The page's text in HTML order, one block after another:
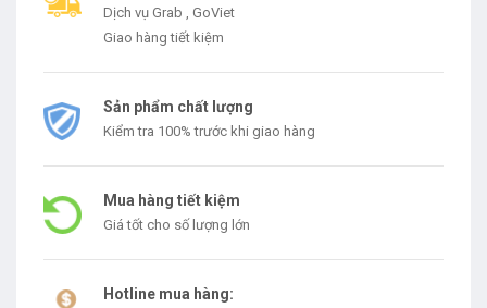
Dịch vụ Grab , GoViet
Giao hàng tiết kiệm
Sản phẩm chất lượng
Kiểm tra 100% trước khi giao hàng
Mua hàng tiết kiệm
Giá tốt cho số lượng lớn
Hotline mua hàng: